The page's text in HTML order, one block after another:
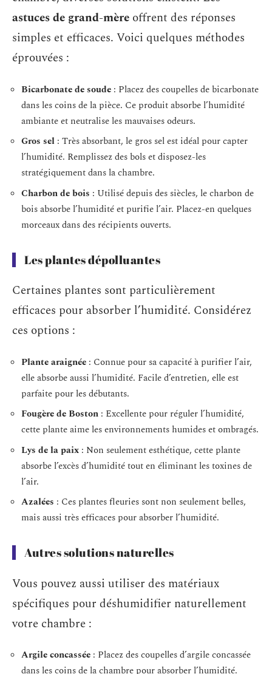
astuces de grand-mère offrent des réponses
simples et efficaces. Voici quelques méthodes
éprouvées :
Bicarbonate de soude : Placez des coupelles de bicarbonate
dans les coins de la pièce. Ce produit absorbe l’humidité
ambiante et neutralise les mauvaises odeurs.
Gros sel : Très absorbant, le gros sel est idéal pour capter
l’humidité. Remplissez des bols et disposez-les
stratégiquement dans la chambre.
Charbon de bois : Utilisé depuis des siècles, le charbon de
bois absorbe l’humidité et purifie l’air. Placez-en quelques
morceaux dans des récipients ouverts.
Les plantes dépolluantes
Certaines plantes sont particulièrement
efficaces pour absorber l’humidité. Considérez
ces options :
Plante araignée : Connue pour sa capacité à purifier l’air,
elle absorbe aussi l’humidité. Facile d’entretien, elle est
parfaite pour les débutants.
Fougère de Boston : Excellente pour réguler l’humidité,
cette plante aime les environnements humides et ombragés.
Lys de la paix : Non seulement esthétique, cette plante
absorbe l’excès d’humidité tout en éliminant les toxines de
l’air.
Azalées : Ces plantes fleuries sont non seulement belles,
mais aussi très efficaces pour absorber l’humidité.
Autres solutions naturelles
Vous pouvez aussi utiliser des matériaux
spécifiques pour déshumidifier naturellement
votre chambre :
Argile concassée : Placez des coupelles d’argile concassée
dans les coins de la chambre pour absorber l’humidité.